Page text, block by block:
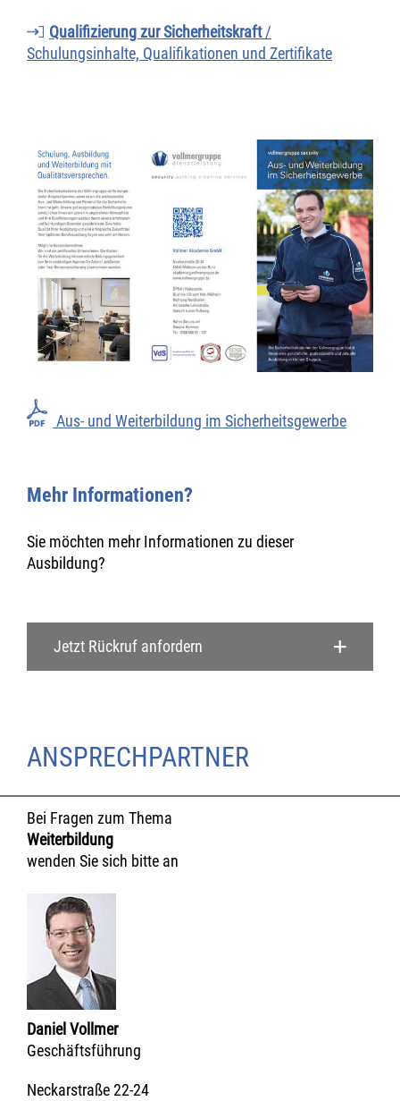
Qualifizierung zur Sicherheitskraft/
Schulungsinhalte, Qualifikationen und Zertifikate
Aus- und Weiterbildung im Sicherheitsgewerbe
Mehr Informationen?
Sie möchten mehr Informationen zu dieser
Ausbildung?
Jetzt Rückruf anfordern
ANSPRECHPARTNER
Bei Fragen zum Thema
Weiterbildung
wenden Sie sich bitte an
Daniel Vollmer
Geschäftsführung
Neckarstraße 22-24